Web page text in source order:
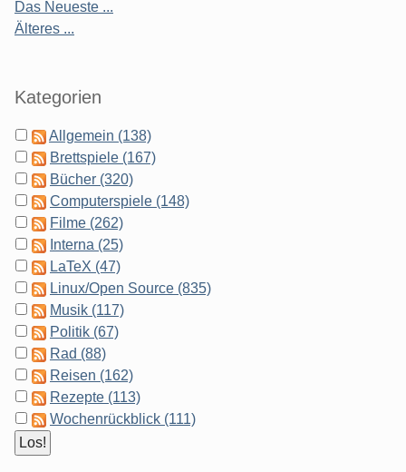
Das Neueste ...
Älteres ...
Kategorien
Allgemein (138)
Brettspiele (167)
Bücher (320)
Computerspiele (148)
Filme (262)
Interna (25)
LaTeX (47)
Linux/Open Source (835)
Musik (117)
Politik (67)
Rad (88)
Reisen (162)
Rezepte (113)
Wochenrückblick (111)